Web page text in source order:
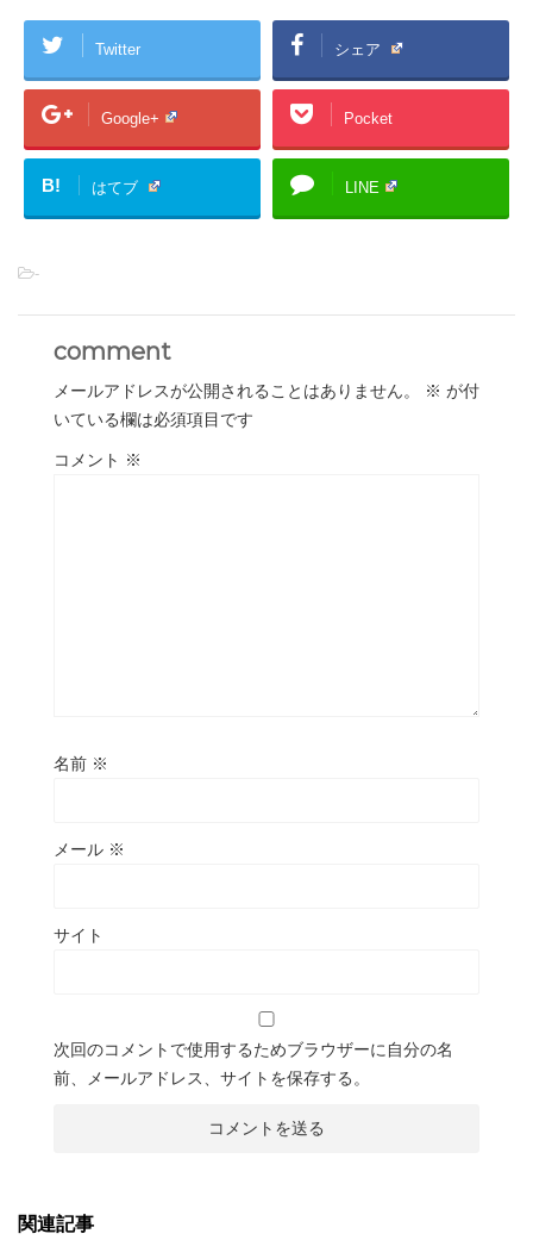
Twitter シェア
Google+ Pocket
B! はてブ LINE
-
comment
メールアドレスが公開されることはありません。 ※ が付
いている欄は必須項目です
コメント ※
名前 ※
メール ※
サイト
次回のコメントで使用するためブラウザーに自分の名
前、メールアドレス、サイトを保存する。
関連記事